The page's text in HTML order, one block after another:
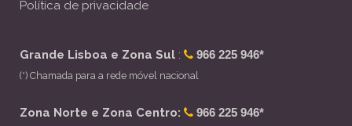
Política de privacidade
Grande Lisboa e Zona Sul : 966 225 946*
(*) Chamada para a rede móvel nacional
Zona Norte e Zona Centro: 966 225 946*